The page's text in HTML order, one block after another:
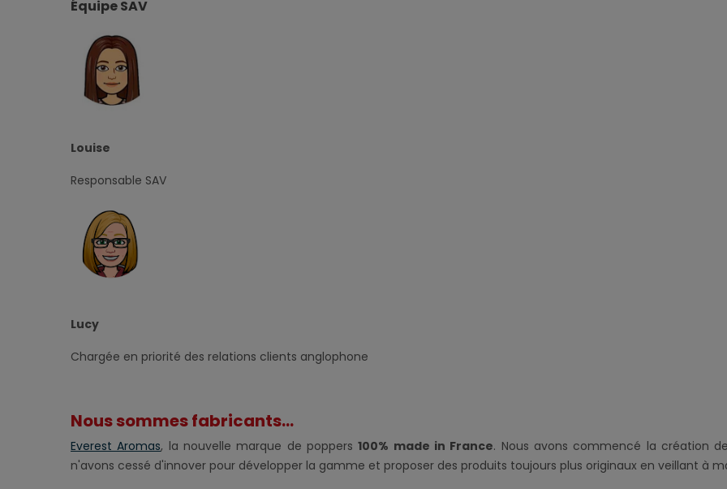
Équipe SAV
Louise
Responsable SAV
Lucy
Chargée en priorité des relations clients anglophone
Nous sommes fabricants...
Everest Aromas, la nouvelle marque de poppers100% made in France. Nous avons commencé la création
n'avons cessé d'innover pour développer la gamme et proposer des produits toujours plus originaux en veillant à